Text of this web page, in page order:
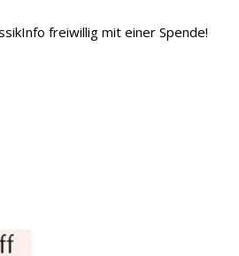
freiwillig mit einer Spende!